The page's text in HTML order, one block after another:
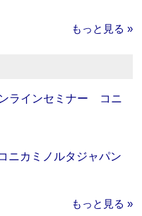
もっと見る »
ラインセミナー コニ
ニカミノルタジャパン
もっと見る »